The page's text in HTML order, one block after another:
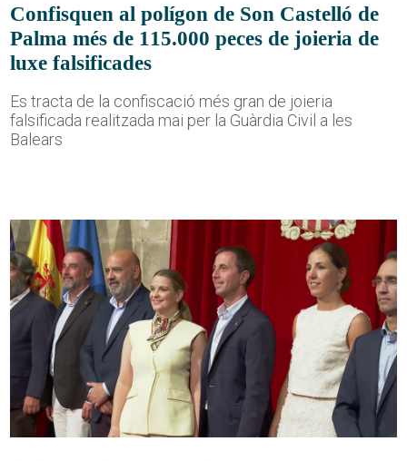
Confisquen al polígon de Son Castelló de
Palma més de 115.000 peces de joieria de
luxe falsificades
Es tracta de la confiscació més gran de joieria
falsificada realitzada mai per la Guàrdia Civil a les
Balears